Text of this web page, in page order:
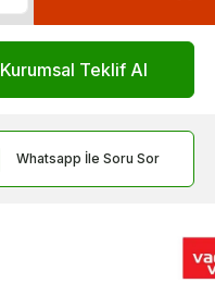
Kurumsal Teklif Al
Whatsapp İle Soru Sor